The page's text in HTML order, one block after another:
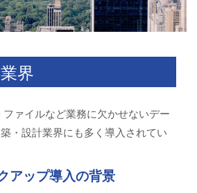
界
ァイルなど業務に欠かせないデー
・設計業界にも多く導入されてい
アップ導入の背景